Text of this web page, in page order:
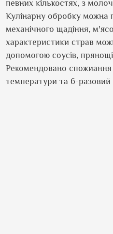
певних кількостях, з
Кулінарну обробку можна
механічного щадіння,
характеристики страв
допомогою соусів,
Рекомендовано спожиання
температури та 6-